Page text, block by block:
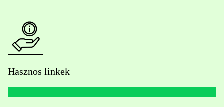
Hasznos linkek